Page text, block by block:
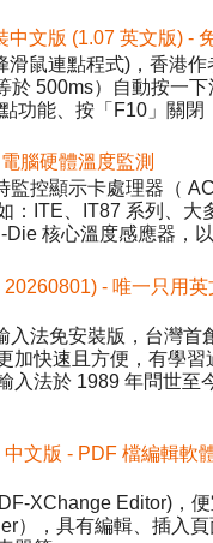
文版 (1.07 英文版) -
鼠連點程式)，香港作
500ms）自動按一
功能、按「F10」關閉
腦硬體溫度監測
監控顯示卡處理器（
：ITE、IT87 系列、大
核心溫度感應器，
- 唯一只用
法免安裝版，台灣首
加快速且方便，有學
入法於 1989 年問世至
文版 - PDF 檔編輯軟
XChange Editor)，
），具有編輯、插入